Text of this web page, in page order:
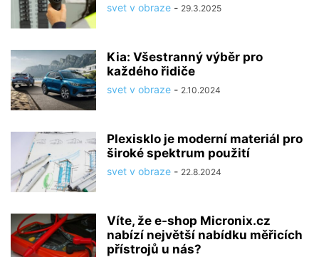
svet v obraze - 29.3.2025
Kia: Všestranný výběr pro
každého řidiče
svet v obraze - 2.10.2024
Plexisklo je moderní materiál pro
široké spektrum použití
svet v obraze - 22.8.2024
Víte, že e-shop Micronix.cz
nabízí největší nabídku měřicích
přístrojů u nás?